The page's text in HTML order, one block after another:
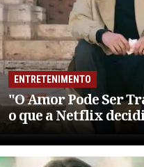
ENTRETENIMENTO
"O Amor Pode Ser
o que a Netflix